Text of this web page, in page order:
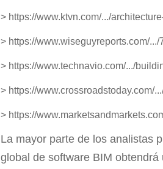
> https://www.ktvn.com/.../
> https://www.wiseguyreports.com/
> https://www.technavio.com/.../
> https://www.crossroadstoday.com/
> https://
La mayor parte de los analistas
global de software BIM